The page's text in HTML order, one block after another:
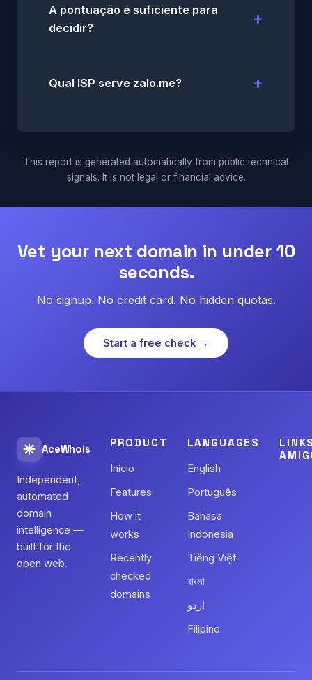
A pontuação é suficiente para
decidir?
Qual ISP serve zalo.me?
This report is generated automatically from public technical
signals. It is not legal or financial advice.
Vet your next domain in under 10
seconds.
No signup. No credit card. No hidden quotas.
Start a free check →
AceWhois
Independent,
automated
domain
intelligence —
built for the
open web.
PRODUCT
Início
Features
How it
works
Recently
checked
domains
LANGUAGES
English
Português
Bahasa
Indonesia
Tiếng Việt
বাংলা
اردو
Filipino